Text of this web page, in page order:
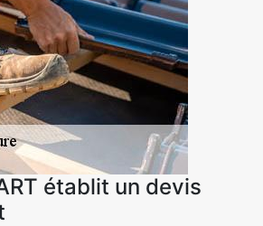
établit un devis